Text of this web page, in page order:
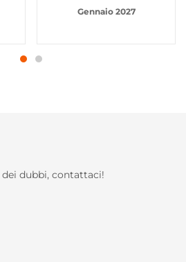
Gennaio 2027
dubbi, contattaci!